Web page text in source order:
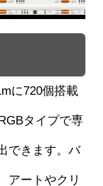
に720個搭載
タイプで専
できます。バ
アートやクリ